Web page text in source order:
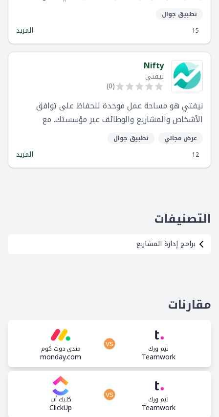
العالم. باستخدام سكورو ، يمكنك إدارة سير العمل
بالكامل في مكان واحد ، من أول "مرحبًا" إلى الفاتورة
النهائية.
تطبيق جوال
15
المزيد
Nifty
نيفتي
(
0
)
نيفتي هو مساحة عمل موحدة للحفاظ على توافق
الأشخاص والمشاريع والوظائف عبر مؤسستك. مع
الدردشة والمهام والأهداف والمستندات والملفات في
مكان واحد - يتيح لك نيفتي التركيز على العمل بدلاً من
تضيع الزمن في إدارة آلأدوات.
عرض مجاني
تطبيق جوال
12
المزيد
التصنيفات
برامج إدارة المشاريع
مقارنات
تيم ورك
Teamwork
مندي دوت كوم
monday.com
vs
تيم ورك
Teamwork
كليك أب
ClickUp
vs